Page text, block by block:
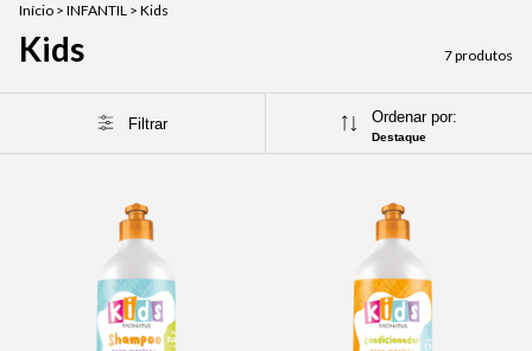
Início > INFANTIL > Kids
Kids 7 produtos
Filtrar Ordenar por:
Destaque